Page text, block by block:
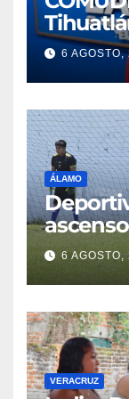
6 AGOSTO,
ÁLAMO
ascenso
6 AGOSTO,
VERACRUZ